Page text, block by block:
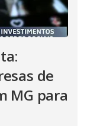
de
MG para